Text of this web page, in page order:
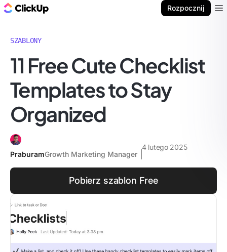
Rozpocznij
SZABLONY
11 Free Cute Checklist
Templates to Stay
Organized
PraburamGrowth Marketing Manager
4 lutego 2025
Pobierz szablon Free